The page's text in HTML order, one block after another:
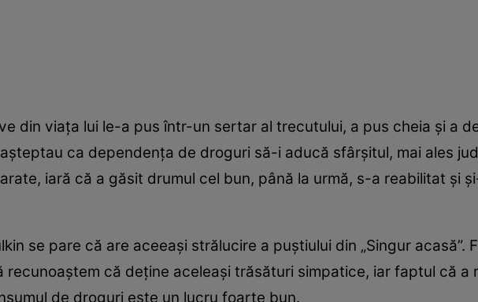
din viața lui le-a pus într-un sertar al trecutului, a pus cheia și a
ca dependența de droguri să-i aducă sfârșitul, mai ales
iară că a găsit drumul cel bun, până la urmă, s-a reabilitat și
se pare că are aceeași strălucire a puștiului din „Singur acasă”.
recunoaștem că deține aceleași trăsături simpatice, iar faptul că a
de droguri este un lucru foarte bun.